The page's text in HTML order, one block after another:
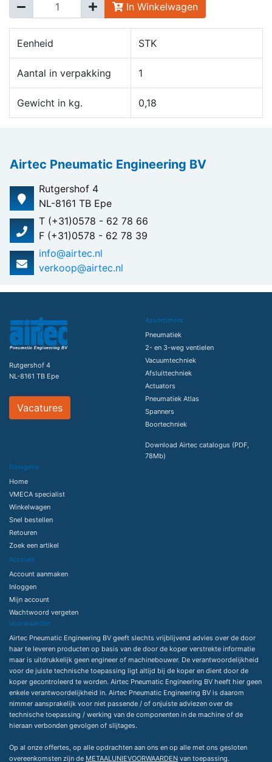
In Winkelwagen
Eenheid STK
Aantal in verpakking 1
Gewicht in kg. 0,18
Airtec Pneumatic Engineering BV
Rutgershof 4
NL-8161 TB Epe
T (+31)0578 - 62 78 66
F (+31)0578 - 62 78 39
info@airtec.nl
verkoop@airtec.nl
Rutgershof 4
NL-8161 TB Epe
Vacatures
Assortiment
Pneumatiek
2- en 3-weg ventielen
Vacuumtechniek
Afsluittechniek
Actuators
Pneumatiek Atlas
Spanners
Boortechniek
Download Airtec catalogus (PDF,
78Mb)
Navigatie
Home
VMECA specialist
Winkelwagen
Snel bestellen
Retouren
Zoek een artikel
Account
Account aanmaken
Inloggen
Mijn account
Wachtwoord vergeten
Voorwaarden
Airtec Pneumatic Engineering BV geeft slechts vrijblijvend advies over de door
haar te leveren producten op basis van de door de koper verstrekte informatie
maar is uitdrukkelijk geen engineer of machinebouwer. De verantwoordelijkheid
voor de juiste technische toepassing ligt altijd bij de koper en dient door de
koper gecontroleerd te worden. Airtec Pneumatic Engineering BV heeft hier geen
enkele verantwoordelijkheid in. Airtec Pneumatic Engineering BV is daarom
nimmer aansprakelijk voor niet passende / of onjuiste adviezen over de
technische toepassing / werking van de componenten in de machine of de
hieraan verbonden gevolgen of slijtages.
Op al onze offertes, op alle opdrachten aan ons en op alle met ons gesloten
overeenkomsten zijn de METAALUNIEVOORWAARDEN van toepassing.